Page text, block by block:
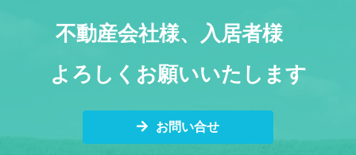
不動産会社様、入居者様
よろしくお願いいたします
お問い合せ